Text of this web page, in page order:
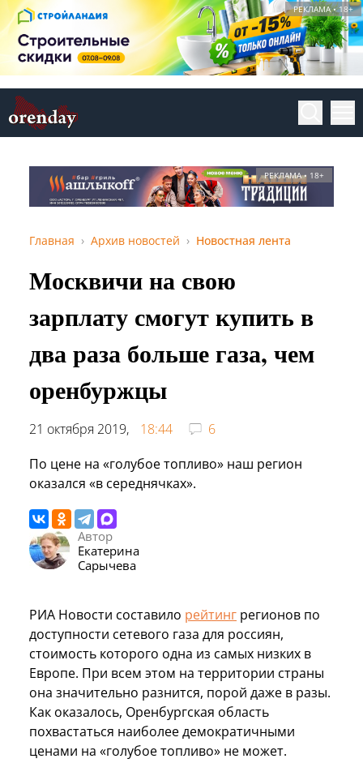
РЕКЛАМА • 18+
РЕКЛАМА • 18+
Главная Архив новостей Новостная лента
Москвичи на свою
зарплату смогут купить в
два раза больше газа, чем
оренбуржцы
21 октября 2019, 18:44
6
По цене на «голубое топливо» наш регион
оказался «в середнячках».
Автор
Екатерина
Сарычева
РИА Новости составило рейтинг регионов по
доступности сетевого газа для россиян,
стоимость которого одна из самых низких в
Европе. При всем этом на территории страны
она значительно разнится, порой даже в разы.
Как оказалось, Оренбургская область
похвастаться наиболее демократичными
ценами на «голубое топливо» не может.